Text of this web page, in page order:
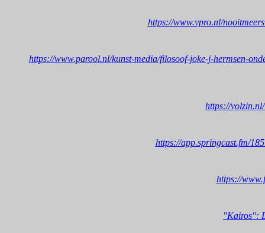
https://www.vpro.nl/
https://www.parool.nl/kunst-media/filosoof-joke-j-hermsen-
https://
https://app.springcast.fm/
https://
"Kairos":